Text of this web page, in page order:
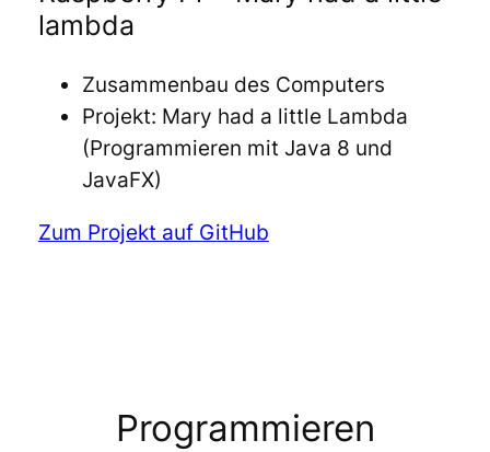
lambda
Zusammenbau des Computers
Projekt: Mary had a little Lambda
(Programmieren mit Java 8 und
JavaFX)
Zum Projekt auf GitHub
Programmieren